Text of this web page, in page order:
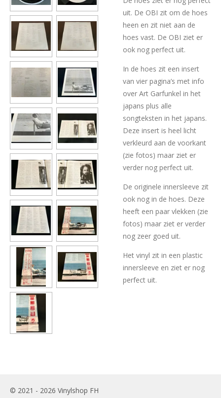
uit. De OBI zit om de hoes
heen en zit niet aan de
hoes vast. De OBI ziet er
ook nog perfect uit.
In de hoes zit een insert
van vier pagina’s met info
over Art Garfunkel in het
japans plus alle
songteksten in het japans.
Deze insert is heel licht
verkleurd aan de voorkant
(zie fotos) maar ziet er
verder nog perfect uit.
De originele innersleeve zit
ook nog in de hoes. Deze
heeft een paar vlekken (zie
fotos) maar ziet er verder
nog zeer goed uit.
Het vinyl zit in een plastic
innersleeve en ziet er nog
perfect uit.
© 2021 - 2026 Vinylshop FH